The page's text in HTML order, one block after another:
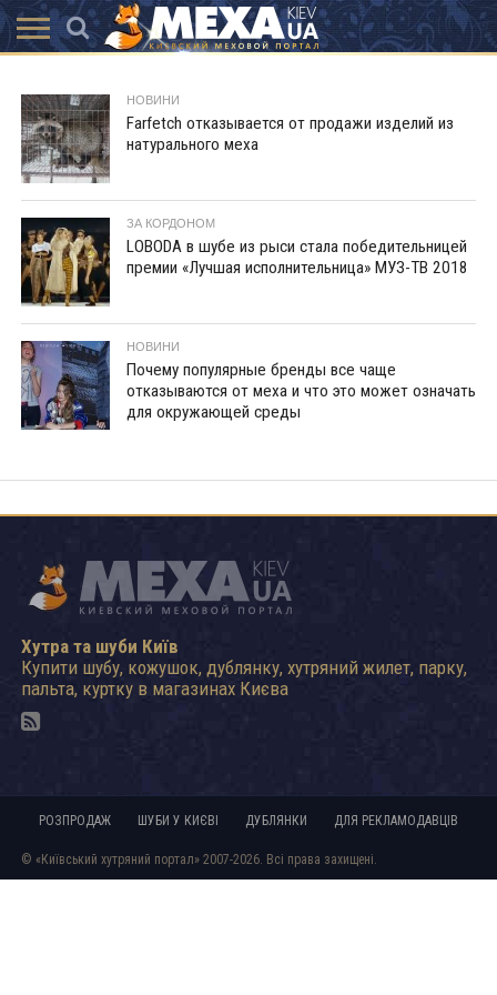
АКЦІЇ
ВИСТАВКИ
ПОСЛУГИ
МАГАЗИНИ
ХУТРЯНА
МОДА
НОВИНИ
КОНТАКТИ
АКСЕССУАРИНОВИНИ
Farfetch отказывается от продажи изделий из
натурального меха
ЗА КОРДОНОМ
LOBODA в шубе из рыси стала победительницей
премии «Лучшая исполнительница» МУЗ-ТВ 2018
НОВИНИ
Почему популярные бренды все чаще
отказываются от меха и что это может означать
для окружающей среды
Хутра та шуби Київ
Купити шубу, кожушок, дублянку, хутряний жилет, парку,
пальта, куртку в магазинах Києва
РОЗПРОДАЖ ШУБИ У КИЄВІ ДУБЛЯНКИ ДЛЯ РЕКЛАМОДАВЦІВ
© «Київський хутряний портал» 2007-2026. Всі права захищені.